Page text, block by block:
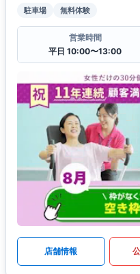
駐車場 無料体験
営業時間
平日 10:00〜13:00
店舗情報